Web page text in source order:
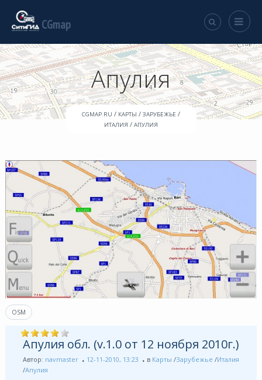
CGmap
Апулия
CGMAP.RU / КАРТЫ / ЗАРУБЕЖЬЕ /
ИТАЛИЯ / АПУЛИЯ
OSM
Апулия обл. (v.1.0 от 12 ноября 2010г.)
Автор: navmaster 12-11-2010, 13:23 в Карты /Зарубежье /Италия
/Апулия